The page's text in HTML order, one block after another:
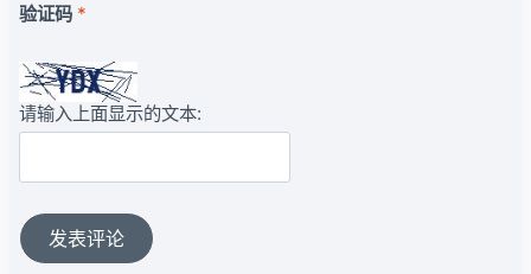
验证码 *
请输入上面显示的文本: